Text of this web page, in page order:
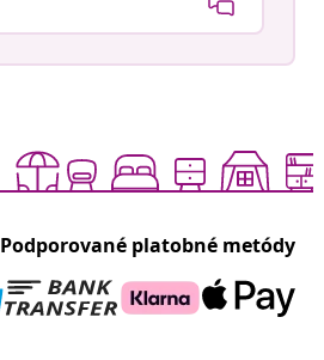
Podporované platobné metódy